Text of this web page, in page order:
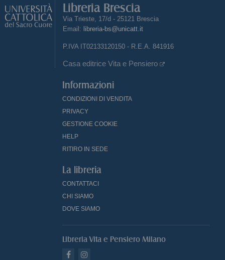
Libreria Brescia
Via Trieste, 17/d - 25121 Brescia
Email: libreria-bs@unicatt.it
P.IVA IT02133120150 - R.E.A. 841916
Casa editrice Vita e Pensiero
Informazioni
CONDIZIONI DI VENDITA
PRIVACY
GESTIONE COOKIE
HELP
RITIRO IN SEDE
La libreria
CONTATTACI
CHI SIAMO
DOVE SIAMO
Libreria Vita e Pensiero Milano